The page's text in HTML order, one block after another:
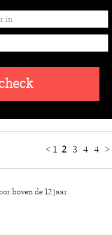
< 1 2 3 4 4 >
boven de 12 jaar